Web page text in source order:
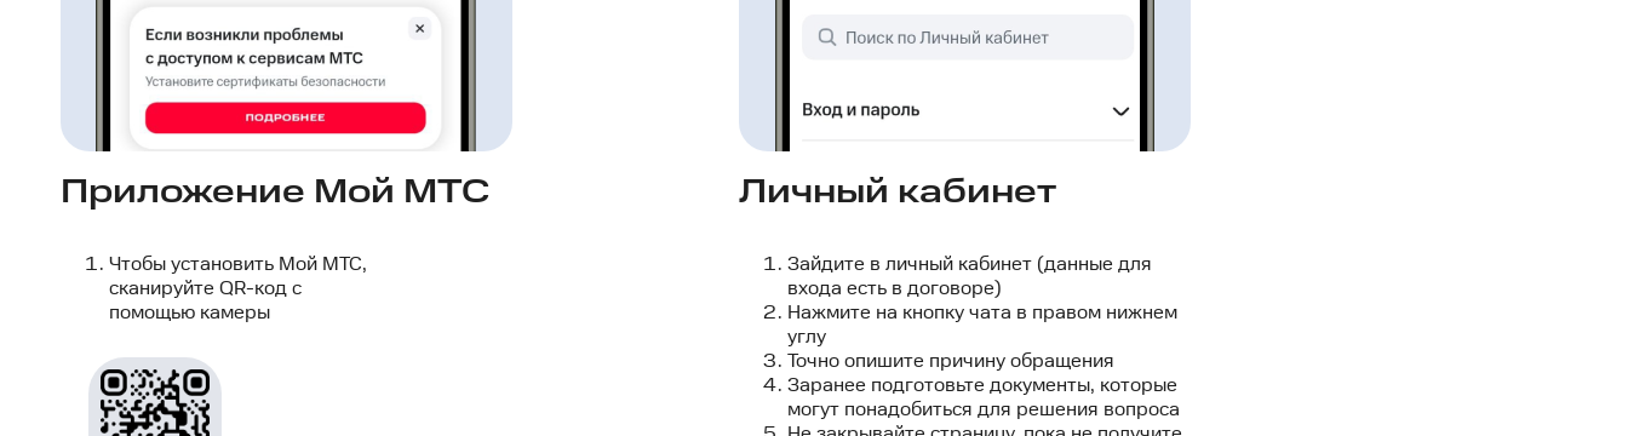
Приложение Мой МТС
Чтобы установить Мой МТС,
сканируйте QR-код с
помощью камеры
Личный кабинет
Зайдите в личный кабинет (данные для
входа есть в договоре)
Нажмите на кнопку чата в правом нижнем
углу
Точно опишите причину обращения
Заранее подготовьте документы, которые
могут понадобиться для решения вопроса